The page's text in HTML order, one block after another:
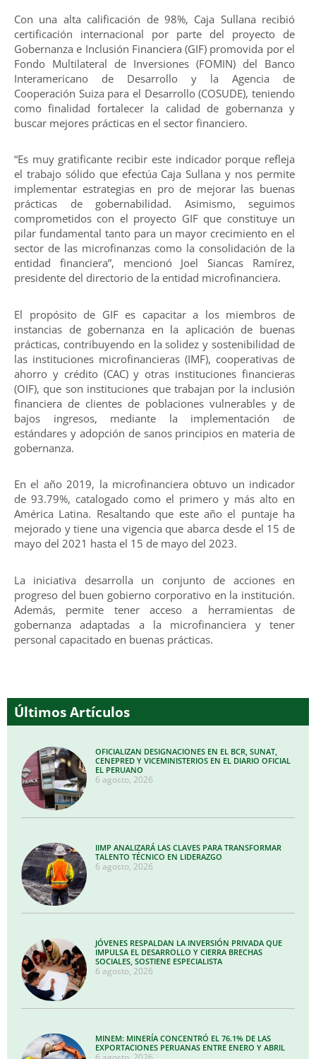
Con una alta calificación de 98%, Caja Sullana recibió
certificación internacional por parte del proyecto de
Gobernanza e Inclusión Financiera (GIF) promovida por el
Fondo Multilateral de Inversiones (FOMIN) del Banco
Interamericano de Desarrollo y la Agencia de
Cooperación Suiza para el Desarrollo (COSUDE), teniendo
como finalidad fortalecer la calidad de gobernanza y
buscar mejores prácticas en el sector financiero.
“Es muy gratificante recibir este indicador porque refleja
el trabajo sólido que efectúa Caja Sullana y nos permite
implementar estrategias en pro de mejorar las buenas
prácticas de gobernabilidad. Asimismo, seguimos
comprometidos con el proyecto GIF que constituye un
pilar fundamental tanto para un mayor crecimiento en el
sector de las microfinanzas como la consolidación de la
entidad financiera”, mencionó Joel Siancas Ramírez,
presidente del directorio de la entidad microfinanciera.
El propósito de GIF es capacitar a los miembros de
instancias de gobernanza en la aplicación de buenas
prácticas, contribuyendo en la solidez y sostenibilidad de
las instituciones microfinancieras (IMF), cooperativas de
ahorro y crédito (CAC) y otras instituciones financieras
(OIF), que son instituciones que trabajan por la inclusión
financiera de clientes de poblaciones vulnerables y de
bajos ingresos, mediante la implementación de
estándares y adopción de sanos principios en materia de
gobernanza.
En el año 2019, la microfinanciera obtuvo un indicador
de 93.79%, catalogado como el primero y más alto en
América Latina. Resaltando que este año el puntaje ha
mejorado y tiene una vigencia que abarca desde el 15 de
mayo del 2021 hasta el 15 de mayo del 2023.
La iniciativa desarrolla un conjunto de acciones en
progreso del buen gobierno corporativo en la institución.
Además, permite tener acceso a herramientas de
gobernanza adaptadas a la microfinanciera y tener
personal capacitado en buenas prácticas.
Últimos Artículos
OFICIALIZAN DESIGNACIONES EN EL BCR, SUNAT,
CENEPRED Y VICEMINISTERIOS EN EL DIARIO OFICIAL
EL PERUANO
6 agosto, 2026
IIMP ANALIZARÁ LAS CLAVES PARA TRANSFORMAR
TALENTO TÉCNICO EN LIDERAZGO
6 agosto, 2026
JÓVENES RESPALDAN LA INVERSIÓN PRIVADA QUE
IMPULSA EL DESARROLLO Y CIERRA BRECHAS
SOCIALES, SOSTIENE ESPECIALISTA
6 agosto, 2026
MINEM: MINERÍA CONCENTRÓ EL 76.1% DE LAS
EXPORTACIONES PERUANAS ENTRE ENERO Y ABRIL